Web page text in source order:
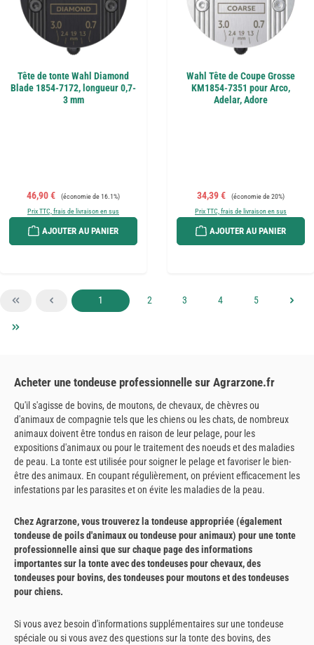
Tête de tonte Wahl Diamond
Blade 1854-7172, longueur 0,7-
3 mm
Prix de vente :
46,90 € Prix régulier :
(économie de 16.1%)
Prix TTC, frais de livraison en sus
AJOUTER AU PANIER
Wahl Tête de Coupe Grosse
KM1854-7351 pour Arco,
Adelar, Adore
Prix de vente :
34,39 € Prix régulier :
(économie de 20%)
Prix TTC, frais de livraison en sus
AJOUTER AU PANIER
Page
1 Page
2 Page
3 Page
4 Page
5
Acheter une tondeuse professionnelle sur Agrarzone.fr
Qu'il s'agisse de bovins, de moutons, de chevaux, de chèvres ou
d'animaux de compagnie tels que les chiens ou les chats, de nombreux
animaux doivent être tondus en raison de leur pelage, pour les
expositions d'animaux ou pour le traitement des noeuds et des maladies
de peau. La tonte est utilisée pour soigner le pelage et favoriser le bien-
être des animaux. En coupant régulièrement, on prévient efficacement les
infestations par les parasites et on évite les maladies de la peau.
Chez Agrarzone, vous trouverez la tondeuse appropriée (également
tondeuse de poils d'animaux ou tondeuse pour animaux) pour une tonte
professionnelle ainsi que sur chaque page des informations
importantes sur la tonte avec des tondeuses pour chevaux, des
tondeuses pour bovins, des tondeuses pour moutons et des tondeuses
pour chiens.
Si vous avez besoin d'informations supplémentaires sur une tondeuse
spéciale ou si vous avez des questions sur la tonte des bovins, des